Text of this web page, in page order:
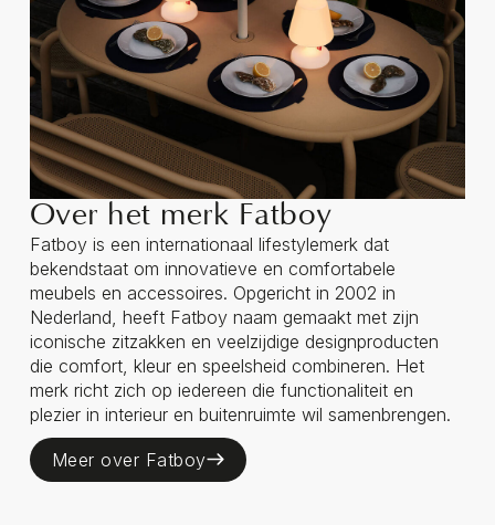
Over het merk Fatboy
Fatboy is een internationaal lifestylemerk dat
bekendstaat om innovatieve en comfortabele
meubels en accessoires. Opgericht in 2002 in
Nederland, heeft Fatboy naam gemaakt met zijn
iconische zitzakken en veelzijdige designproducten
die comfort, kleur en speelsheid combineren. Het
merk richt zich op iedereen die functionaliteit en
plezier in interieur en buitenruimte wil samenbrengen.
Meer over Fatboy